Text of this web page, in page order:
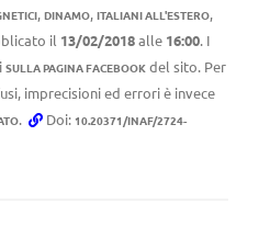
, DINAMO, ITALIANI ALL'ESTERO,
il 13/02/2018alle 16:00. I
SULLA PAGINA FACEBOOK del sito. Per
imprecisioni ed errori è invece
. Doi: 10.20371/INAF/2724-